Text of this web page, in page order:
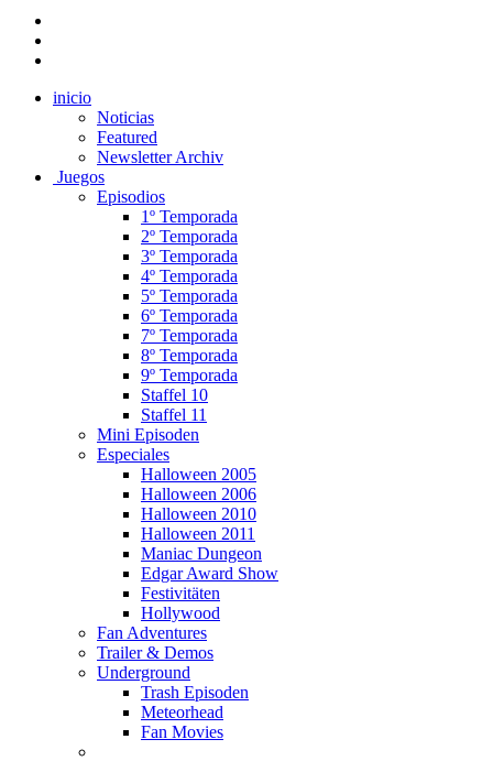
inicio
Noticias
Featured
Newsletter Archiv
Juegos
Episodios
1º Temporada
2º Temporada
3º Temporada
4º Temporada
5º Temporada
6º Temporada
7º Temporada
8º Temporada
9º Temporada
Staffel 10
Staffel 11
Mini Episoden
Especiales
Halloween 2005
Halloween 2006
Halloween 2010
Halloween 2011
Maniac Dungeon
Edgar Award Show
Festivitäten
Hollywood
Fan Adventures
Trailer & Demos
Underground
Trash Episoden
Meteorhead
Fan Movies